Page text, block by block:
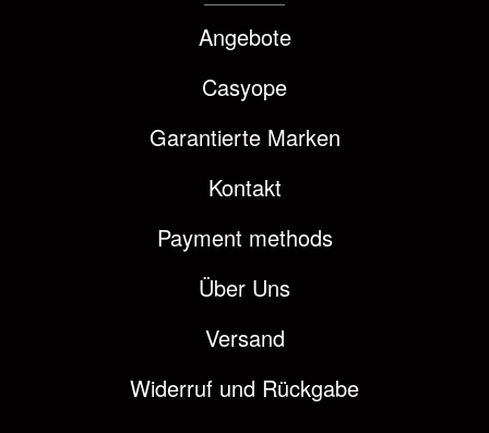
Angebote
Casyope
Garantierte Marken
Kontakt
Payment methods
Über Uns
Versand
Widerruf und Rückgabe